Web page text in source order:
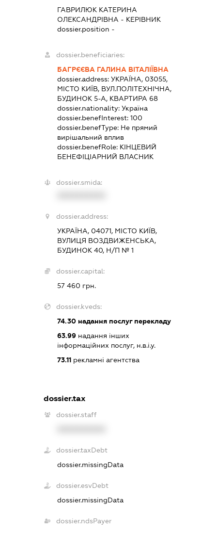
ГАВРИЛЮК КАТЕРИНА
ОЛЕКСАНДРІВНА - КЕРІВНИК
dossier.position -
dossier.beneficiaries:
БАГРЄЄВА ГАЛИНА ВІТАЛІЇВНА
dossier.address:УКРАЇНА, 03055,
МІСТО КИЇВ, ВУЛ.ПОЛІТЕХНІЧНА,
БУДИНОК 5-А, КВАРТИРА 68
dossier.nationality:Україна
dossier.benefInterest:100
dossier.benefType: Не прямий
вирішальний вплив
dossier.benefRole: КІНЦЕВИЙ
БЕНЕФІЦІАРНИЙ ВЛАСНИК
dossier.smida:
dossier.address:
УКРАЇНА, 04071, МІСТО КИЇВ,
ВУЛИЦЯ ВОЗДВИЖЕНСЬКА,
БУДИНОК 40, Н/П № 1
dossier.capital:
57 460 грн.
dossier.kveds:
74.30 надання послуг перекладу
63.99 надання інших
інформаційних послуг, н.в.і.у.
73.11 рекламні агентства
dossier.tax
dossier.staff
dossier.taxDebt
dossier.missingData
dossier.esvDebt
dossier.missingData
dossier.ndsPayer